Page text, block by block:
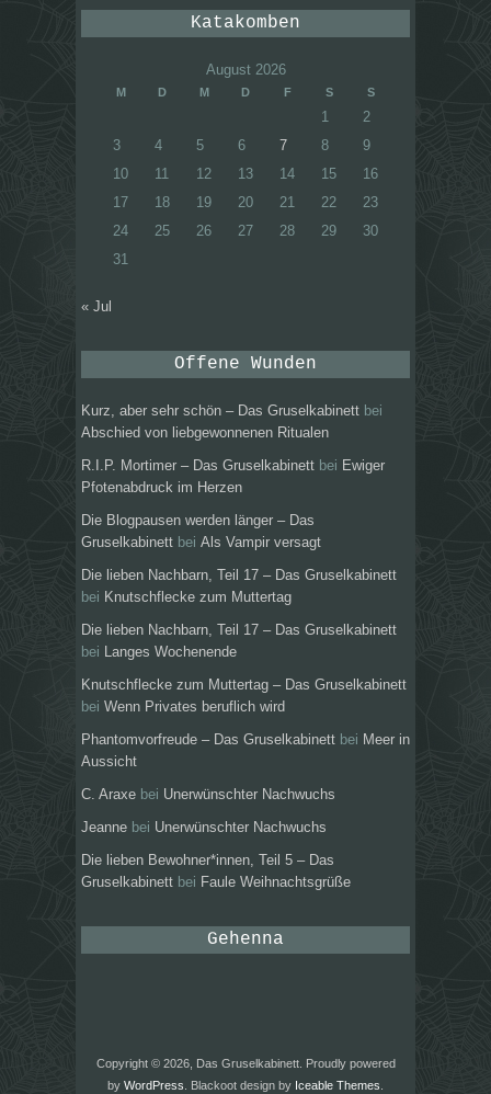
Katakomben
August 2026
M D M D F S S
1
2
3
4 5 6 7 8
9
10
11 12 13 14 15
16
17
18 19 20 21 22
23
24
25 26 27 28 29
30
31
« Jul
Offene Wunden
Kurz, aber sehr schön – Das Gruselkabinett bei
Abschied von liebgewonnenen Ritualen
R.I.P. Mortimer – Das Gruselkabinett bei Ewiger
Pfotenabdruck im Herzen
Die Blogpausen werden länger – Das
Gruselkabinett bei Als Vampir versagt
Die lieben Nachbarn, Teil 17 – Das Gruselkabinett
bei Knutschflecke zum Muttertag
Die lieben Nachbarn, Teil 17 – Das Gruselkabinett
bei
Langes Wochenende
Knutschflecke zum Muttertag – Das Gruselkabinett
bei Wenn Privates beruflich wird
Phantomvorfreude – Das Gruselkabinett bei Meer in
Aussicht
C. Araxe bei Unerwünschter Nachwuchs
Jeanne bei Unerwünschter Nachwuchs
Die lieben Bewohner*innen, Teil 5 – Das
Gruselkabinett bei Faule Weihnachtsgrüße
Gehenna
Copyright © 2026, Das Gruselkabinett. Proudly powered
by WordPress . Blackoot design by Iceable Themes